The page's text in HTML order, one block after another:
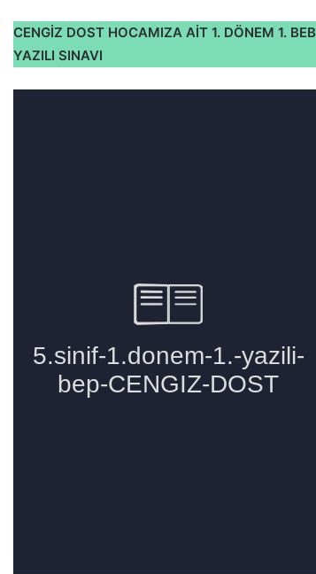
CENGİZ DOST HOCAMIZA AİT 1. DÖNEM 1. BEB
YAZILI SINAVI